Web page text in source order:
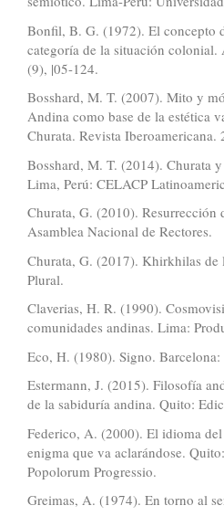
Bonfil, B. G. (1972). El concepto
categoría de la situación
(9), |05-124.
Bosshard, M. T. (2007). Mito y
Andina como base de la estética
Churata. Revista Iberoamericana.
Bosshard, M. T. (2014). Churata
Lima, Perú: CELACP
Churata, G. (2010). Resurrección
Asamblea Nacional de Rectores.
Churata, G. (2017). Khirkhilas de
Plural.
Claverias, H. R. (1990).
comunidades andinas. Lima:
Eco, H. (1980). Signo. Barcelona:
Estermann, J. (2015). Filosofía
de la sabiduría andina. Quito:
Federico, A. (2000). El idioma
enigma que va aclarándose.
Popolorum Progressio.
Greimas, A. (1974). En torno al